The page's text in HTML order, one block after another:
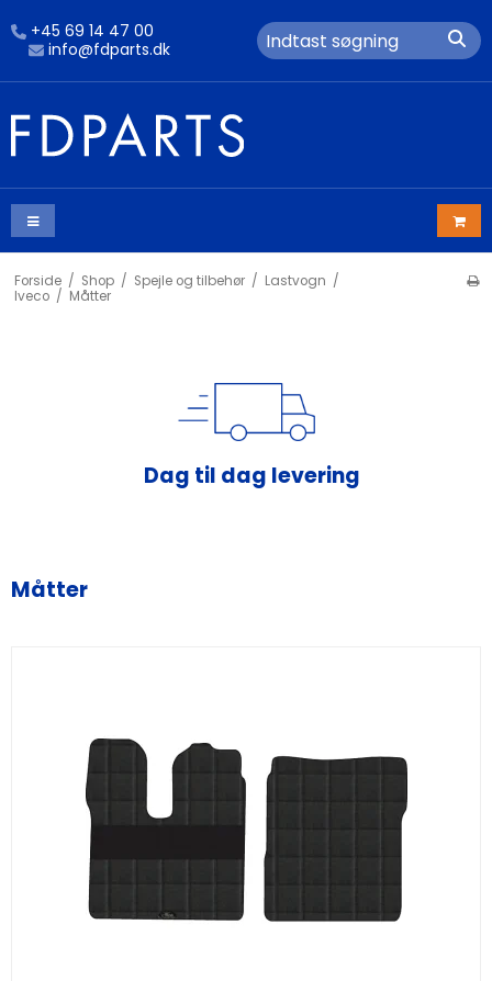
+45 69 14 47 00
info@fdparts.dk
Forside / Shop / Spejle og tilbehør / Lastvogn /
Iveco / Måtter
Dag til dag levering
Måtter